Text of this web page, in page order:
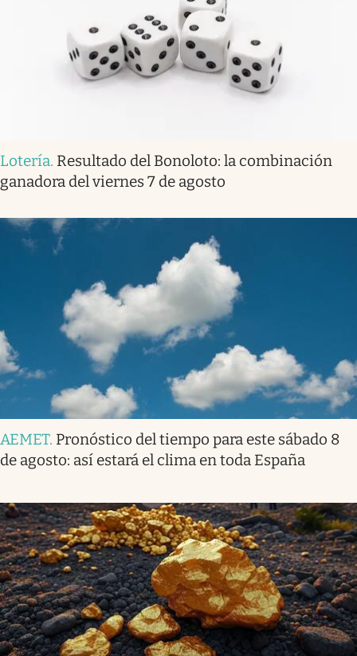
Lotería. Resultado del Bonoloto: la combinación
ganadora del viernes 7 de agosto
AEMET. Pronóstico del tiempo para este sábado 8
de agosto: así estará el clima en toda España